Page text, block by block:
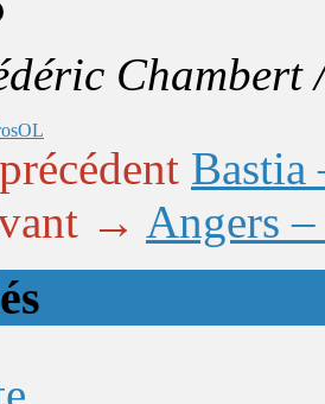
Chambert
OL
Bastia
→ Angers